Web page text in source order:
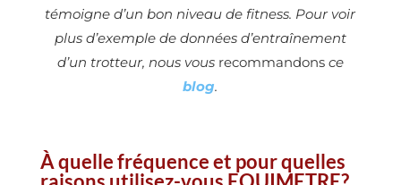
témoigne d’un bon niveau de fitness. Pour voir
plus d’exemple de données d’entraînement
d’un trotteur, nous vous recommandonsce
blog.
À quelle fréquence et pour quelles